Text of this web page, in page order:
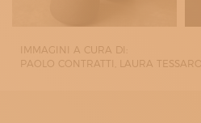
IMMAGINI A CURA DI:
PAOLO CONTRATTI, LAURA TESSARO